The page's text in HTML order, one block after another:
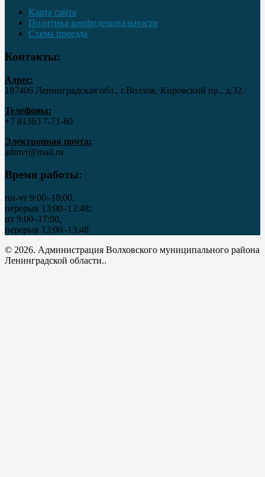
Карта сайта
Политика конфиденциальности
Схема проезда
Контакты:
Адрес:
187406 Ленинградская обл., г.Волхов, Кировский пр., д.32.
Телефоны:
+7 81363 7‑71-60
Электронная почта:
admvr@mail.ru
Время работы:
пн-чт 9:00–18:00,
перерыв 13:00–13:48;
пт 9:00–17:00,
перерыв 13:00–13:48
© 2026. Администрация Волховского муниципального района
Ленинградской области..